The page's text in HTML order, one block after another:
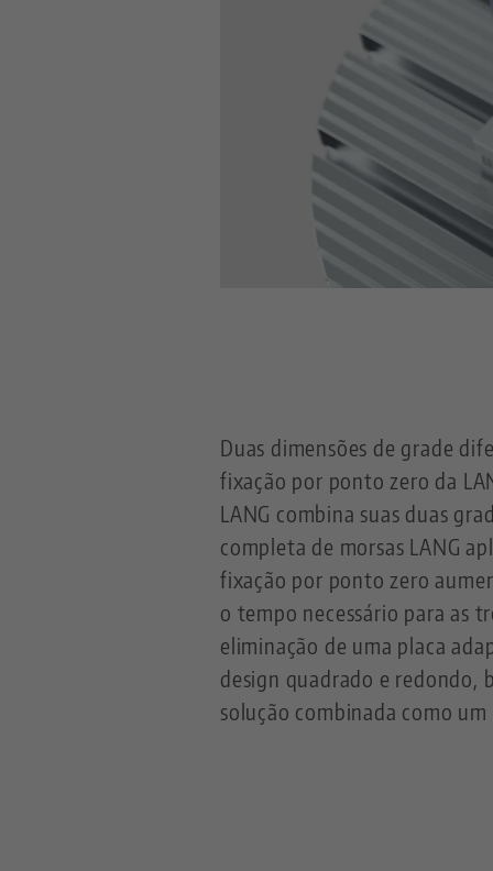
Duas dimensões de grade
fixação por ponto zero da
LANG combina suas duas
completa de morsas LANG
fixação por ponto zero
o tempo necessário para as
eliminação de uma placa
design quadrado e redondo,
solução combinada como